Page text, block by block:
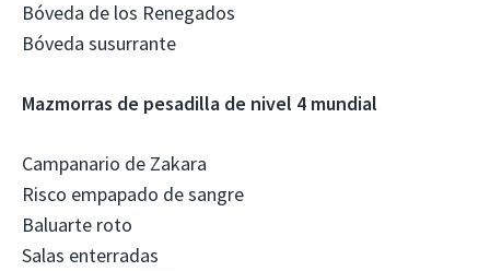
Bóveda de los Renegados
Bóveda susurrante
Mazmorras de pesadilla de nivel 4 mundial
Campanario de Zakara
Risco empapado de sangre
Baluarte roto
Salas enterradas